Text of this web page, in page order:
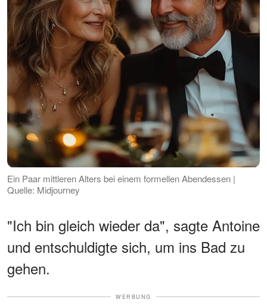
Ein Paar mittleren Alters bei einem formellen Abendessen |
Quelle: Midjourney
"Ich bin gleich wieder da", sagte Antoine
und entschuldigte sich, um ins Bad zu
gehen.
WERBUNG